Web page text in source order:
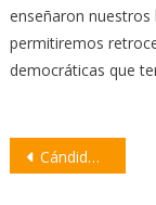
enseñaron
permitiremos
democráticas que
Navegación
Cándido pide al Gobierno mejorar la seguridad en Villa y Empalme